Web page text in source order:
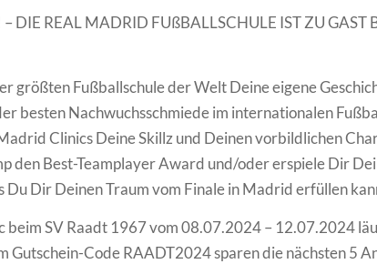
DIE REAL MADRID FUßBALLSCHULE IST ZU GAST
größten Fußballschule der Welt Deine eigene
besten Nachwuchsschmiede im internationalen
Clinics Deine Skillz und Deinen vorbildlichen
den Best-Teamplayer Award und/oder erspiele Dir
Du Dir Deinen Traum vom Finale in Madrid erfüllen
beim SV Raadt 1967 vom 08.07.2024 – 12.07.2024
Gutschein-Code RAADT2024 sparen die nächsten 5